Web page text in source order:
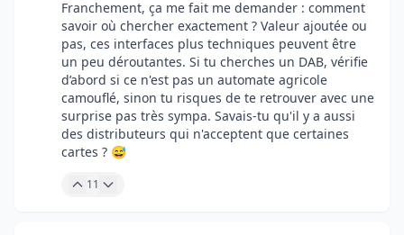
Franchement, ça me fait me demander : comment
savoir où chercher exactement ? Valeur ajoutée ou
pas, ces interfaces plus techniques peuvent être
un peu déroutantes. Si tu cherches un DAB, vérifie
d’abord si ce n'est pas un automate agricole
camouflé, sinon tu risques de te retrouver avec une
surprise pas très sympa. Savais-tu qu'il y a aussi
des distributeurs qui n'acceptent que certaines
cartes ? 😅
11